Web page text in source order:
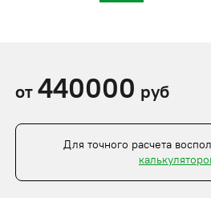
от 440000 руб
Для точного расчета